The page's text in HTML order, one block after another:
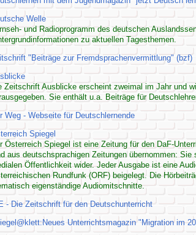
Welle
und Radioprogramm des deutschen
zu aktuellen Tagesthemen.
"Beiträge zur Fremdsprachenvermittlung" (bzf)
Zeitschrift Ausblicke erscheint zweimal im Jahr und
Sie enthält u.a. Beiträge für
Weg - Webseite für Deutschlernende
Spiegel
Österreich Spiegel ist eine Zeitung für den DaF-
aus deutschsprachigen Zeitungen übernommen:
Öffentlichkeit wider. Jeder Ausgabe ist eine
Rundfunk (ORF) beigelegt. Die
eigenständige Audiomitschnitte.
- Die Zeitschrift für den Deutschunterricht
Unterrichtsmagazin "Migration im